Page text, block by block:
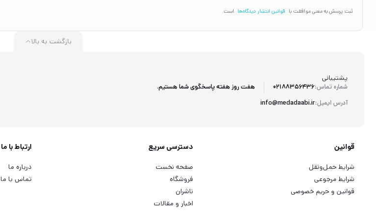
ثبت پرسش به معنی موافقت با قوانین انتشار دیدگاه‌ها است.
پشتیبانی
شماره تماس:02188356436
آدرس ایمیل:info@medadaabi.ir
هفت روز هفته پاسخگوی شما هستیم.
بازگشت به بالا
قوانین
شرایط حمل‌ونقل
شرایط مرجوعی
قوانین و حریم خصوصی
دسترسی سریع
صفحه نخست
فروشگاه
ناشران
اخبار و مقالات
ارتباط با ما
درباره ما
تماس با ما